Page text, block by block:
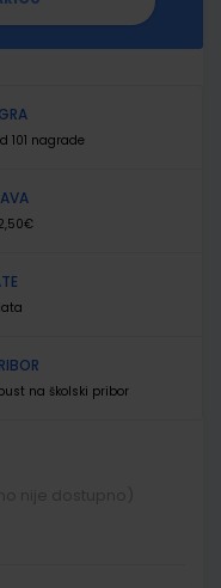
101 nagrade
na školski pribor